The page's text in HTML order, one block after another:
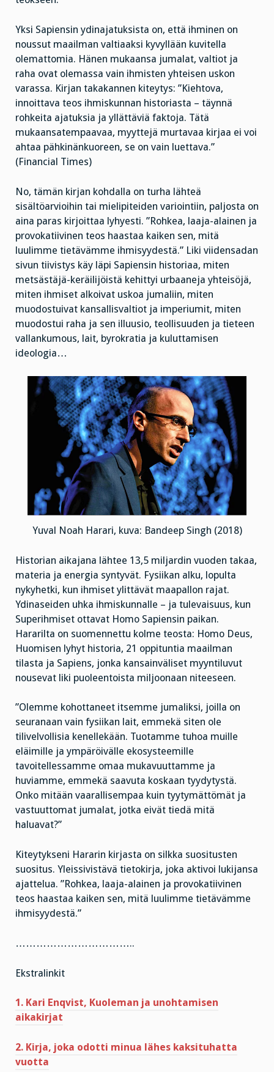
Yksi Sapiensin ydinajatuksista on, että ihminen on
noussut maailman valtiaaksi kyvyllään kuvitella
olemattomia. Hänen mukaansa jumalat, valtiot ja
raha ovat olemassa vain ihmisten yhteisen uskon
varassa. Kirjan takakannen kiteytys: ”Kiehtova,
innoittava teos ihmiskunnan historiasta – täynnä
rohkeita ajatuksia ja yllättäviä faktoja. Tätä
mukaansatempaavaa, myyttejä murtavaa kirjaa ei voi
ahtaa pähkinänkuoreen, se on vain luettava.”
(Financial Times)
No, tämän kirjan kohdalla on turha lähteä
sisältöarvioihin tai mielipiteiden variointiin, paljosta on
aina paras kirjoittaa lyhyesti. ”Rohkea, laaja-alainen ja
provokatiivinen teos haastaa kaiken sen, mitä
luulimme tietävämme ihmisyydestä.” Liki viidensadan
sivun tiivistys käy läpi Sapiensin historiaa, miten
metsästäjä-keräilijöistä kehittyi urbaaneja yhteisöjä,
miten ihmiset alkoivat uskoa jumaliin, miten
muodostuivat kansallisvaltiot ja imperiumit, miten
muodostui raha ja sen illuusio, teollisuuden ja tieteen
vallankumous, lait, byrokratia ja kuluttamisen
ideologia…
Yuval Noah Harari, kuva: Bandeep Singh (2018)
Historian aikajana lähtee 13,5 miljardin vuoden takaa,
materia ja energia syntyvät. Fysiikan alku, lopulta
nykyhetki, kun ihmiset ylittävät maapallon rajat.
Ydinaseiden uhka ihmiskunnalle – ja tulevaisuus, kun
Superihmiset ottavat Homo Sapiensin paikan.
Hararilta on suomennettu kolme teosta: Homo Deus,
Huomisen lyhyt historia, 21 oppituntia maailman
tilasta ja Sapiens, jonka kansainväliset myyntiluvut
nousevat liki puoleentoista miljoonaan niteeseen.
”Olemme kohottaneet itsemme jumaliksi, joilla on
seuranaan vain fysiikan lait, emmekä siten ole
tilivelvollisia kenellekään. Tuotamme tuhoa muille
eläimille ja ympäröivälle ekosysteemille
tavoitellessamme omaa mukavuuttamme ja
huviamme, emmekä saavuta koskaan tyydytystä.
Onko mitään vaarallisempaa kuin tyytymättömät ja
vastuuttomat jumalat, jotka eivät tiedä mitä
haluavat?”
Kiteytykseni Hararin kirjasta on silkka suositusten
suositus. Yleissivistävä tietokirja, joka aktivoi lukijansa
ajattelua. ”Rohkea, laaja-alainen ja provokatiivinen
teos haastaa kaiken sen, mitä luulimme tietävämme
ihmisyydestä.”
……………………………..
Ekstralinkit
1. Kari Enqvist, Kuoleman ja unohtamisen
aikakirjat
2. Kirja, joka odotti minua lähes kaksituhatta
vuotta